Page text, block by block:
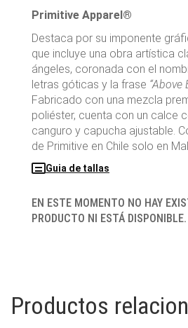
Primitive Apparel®
Destaca por su imponente
que incluye una obra artística
ángeles, coronada con el
letras góticas y la frase “Above
Fabricado con una mezcla
poliéster, cuenta con un calce
canguro y capucha ajustable.
de Primitive en Chile solo en
Guia de tallas
EN ESTE MOMENTO NO HAY
PRODUCTO NI ESTÁ DISPONIBLE.
Productos